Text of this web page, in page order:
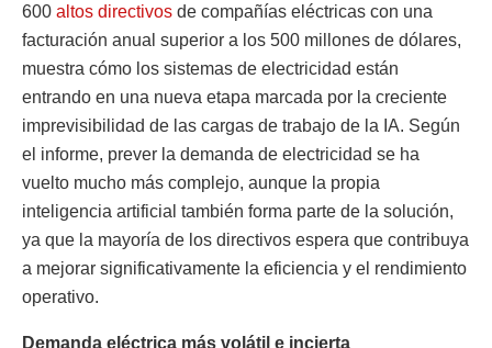
600 altos directivos de compañías eléctricas con una
facturación anual superior a los 500 millones de dólares,
muestra cómo los sistemas de electricidad están
entrando en una nueva etapa marcada por la creciente
imprevisibilidad de las cargas de trabajo de la IA. Según
el informe, prever la demanda de electricidad se ha
vuelto mucho más complejo, aunque la propia
inteligencia artificial también forma parte de la solución,
ya que la mayoría de los directivos espera que contribuya
a mejorar significativamente la eficiencia y el rendimiento
operativo.
Demanda eléctrica más volátil e incierta